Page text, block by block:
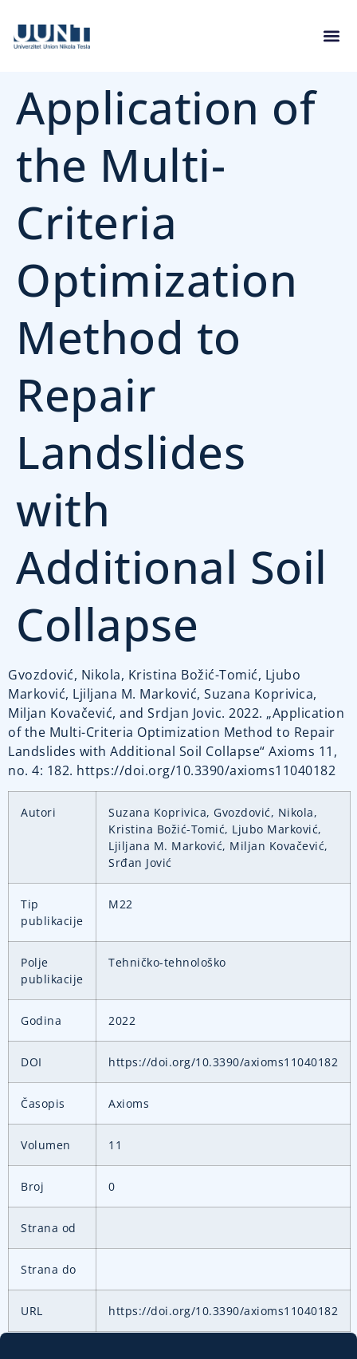
Application of
the Multi-
Criteria
Optimization
Method to
Repair
Landslides
with
Additional Soil
Collapse
Gvozdović, Nikola, Kristina Božić-Tomić, Ljubo
Marković, Ljiljana M. Marković, Suzana Koprivica,
Miljan Kovačević, and Srdjan Jovic. 2022. „Application
of the Multi-Criteria Optimization Method to Repair
Landslides with Additional Soil Collapse“ Axioms 11,
no. 4: 182. https://doi.org/10.3390/axioms11040182
Autori
Suzana Koprivica, Gvozdović, Nikola,
Kristina Božić-Tomić, Ljubo Marković,
Ljiljana M. Marković, Miljan Kovačević,
Srđan Jović
Tip
publikacije
M22
Polje
publikacije
Tehničko-tehnološko
Godina 2022
DOI https://doi.org/10.3390/axioms11040182
Časopis Axioms
Volumen 11
Broj 0
Strana od
Strana do
URL https://doi.org/10.3390/axioms11040182